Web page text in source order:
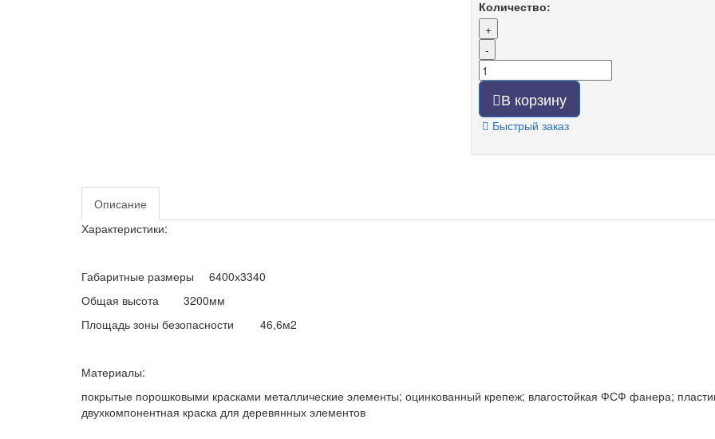
Количество:
+
-
В корзину
Быстрый заказ
Описание
Характеристики:
Габаритные размеры
6400х3340
Общая высота
3200мм
Площадь зоны безопасности
46,6м2
Материалы:
покрытые порошковыми красками металлические элементы; оцинкованный крепеж; влагостойкая ФСФ фанера;
двухкомпонентная краска для деревянных элементов